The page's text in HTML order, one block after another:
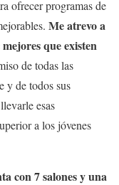
ofrecer programas de
Me atrevo a
que existen
de todas las
y de todos sus
esas
a los jóvenes
con 7 salones y una